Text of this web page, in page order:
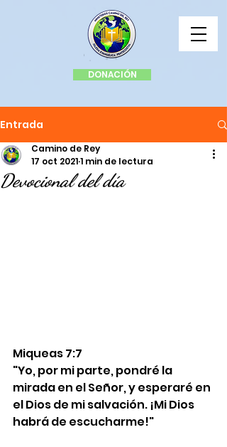
DONACIÓN
Entrada
Devocional del día
Camino de Rey
17 oct 20211 min de lectura
Miqueas 7:7
"Yo, por mi parte, pondré la
mirada en el Señor, y esperaré en
el Dios de mi salvación. ¡Mi Dios
habrá de escucharme!"